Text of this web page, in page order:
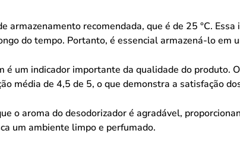
recomendada, que é de 25 °C.
do tempo. Portanto, é essencial armazená-lo em
é um indicador importante da qualidade do produto. O
média de 4,5 de 5, o que demonstra a satisfação
o aroma do desodorizador é agradável,
um ambiente limpo e perfumado.